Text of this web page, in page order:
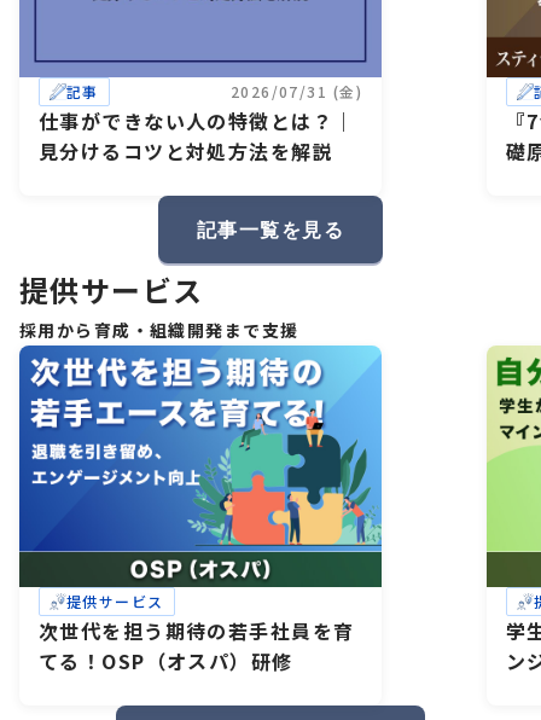
記事 2026/07/31 (金)
仕事ができない人の特徴とは？｜
見分けるコツと対処方法を解説
礎
記事一覧を見る
提供サービス
採用から育成・組織開発まで支援
提供サービス
次世代を担う期待の若手社員を育
てる！OSP（オスパ）研修
学
ン